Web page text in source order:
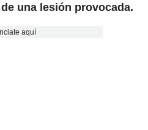
una lesión provocada.
aquí